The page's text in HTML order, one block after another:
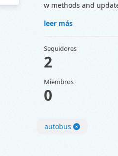
w methods and
leer más
Seguidores
2
Miembros
0
autobus